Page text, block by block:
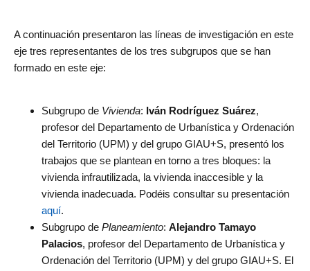
A continuación presentaron las líneas de investigación en este
eje tres representantes de los tres subgrupos que se han
formado en este eje:
Subgrupo de Vivienda: Iván Rodríguez Suárez,
profesor del Departamento de Urbanística y Ordenación
del Territorio (UPM) y del grupo GIAU+S, presentó los
trabajos que se plantean en torno a tres bloques: la
vivienda infrautilizada, la vivienda inaccesible y la
vivienda inadecuada. Podéis consultar su presentación
aquí.
Subgrupo de Planeamiento: Alejandro Tamayo
Palacios, profesor del Departamento de Urbanística y
Ordenación del Territorio (UPM) y del grupo GIAU+S. El